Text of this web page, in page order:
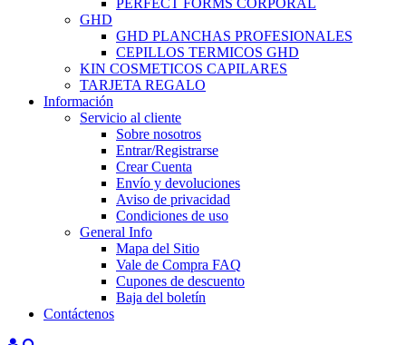
PERFECT FORMS CORPORAL
GHD
GHD PLANCHAS PROFESIONALES
CEPILLOS TERMICOS GHD
KIN COSMETICOS CAPILARES
TARJETA REGALO
Información
Servicio al cliente
Sobre nosotros
Entrar/Registrarse
Crear Cuenta
Envío y devoluciones
Aviso de privacidad
Condiciones de uso
General Info
Mapa del Sitio
Vale de Compra FAQ
Cupones de descuento
Baja del boletín
Contáctenos